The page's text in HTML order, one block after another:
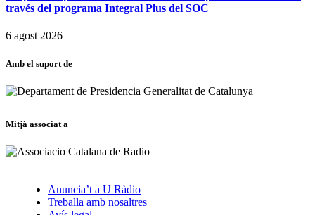
través del programa Integral Plus del SOC
6 agost 2026
Amb el suport de
Mitjà associat a
Anuncia’t a U Ràdio
Treballa amb nosaltres